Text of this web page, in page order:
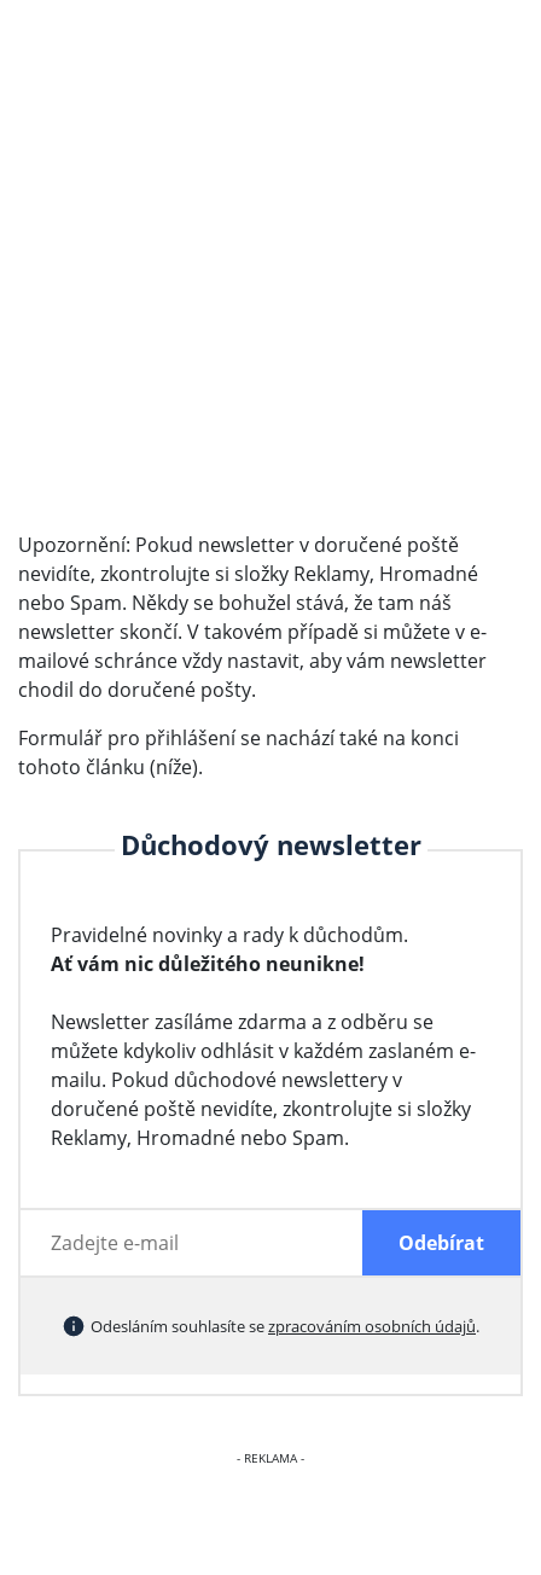
Upozornění: Pokud newsletter v doručené poště
nevidíte, zkontrolujte si složky Reklamy, Hromadné
nebo Spam. Někdy se bohužel stává, že tam náš
newsletter skončí. V takovém případě si můžete v e-
mailové schránce vždy nastavit, aby vám newsletter
chodil do doručené pošty.
Formulář pro přihlášení se nachází také na konci
tohoto článku (níže).
Důchodový newsletter
Pravidelné novinky a rady k důchodům.
Ať vám nic důležitého neunikne!
Newsletter zasíláme zdarma a z odběru se
můžete kdykoliv odhlásit v každém zaslaném e-
mailu. Pokud důchodové newslettery v
doručené poště nevidíte, zkontrolujte si složky
Reklamy, Hromadné nebo Spam.
Odesláním souhlasíte sezpracováním osobních údajů.